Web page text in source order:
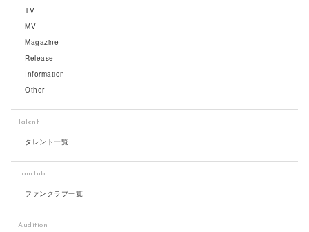
TV
MV
Magazine
Release
Information
Other
Talent
タレント一覧
Fanclub
ファンクラブ一覧
Audition